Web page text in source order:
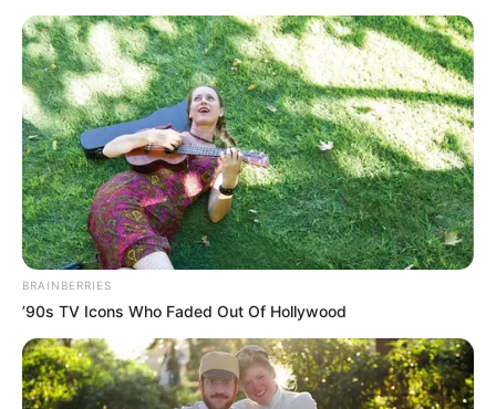
F-16 над Румунією. Фото ілюстративне
У відомстві зазначили, що вранці 6 липня виявили,
що російські дрони прямували у бік української
території поблизу румунського кордону.
Міністерство національної оборони підняло по
тривозі сили Служби повітряної поліції.
Крім того, два літаки F-16 ВПС Румунії піднялися в
повітря з 86-ї авіабази Борча для моніторингу
повітряної обстановки.
BRAINBERRIES
’90s TV Icons Who Faded Out Of Hollywood